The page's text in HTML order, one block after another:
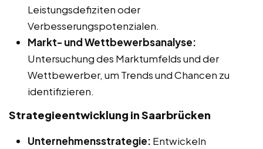
Leistungsdefiziten oder
Verbesserungspotenzialen.
Markt- und Wettbewerbsanalyse:
Untersuchung des Marktumfelds und der
Wettbewerber, um Trends und Chancen zu
identifizieren.
Strategieentwicklung in Saarbrücken
Unternehmensstrategie: Entwickeln